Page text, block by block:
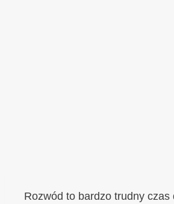
Rozwód to bardzo trudny czas